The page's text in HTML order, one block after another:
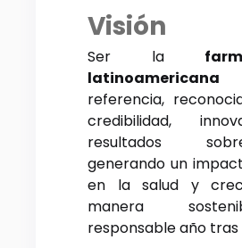
Visión
Ser la
latinoamericana
referencia,
credibilidad,
resultados
generando un
en la salud y
manera
responsable año tras